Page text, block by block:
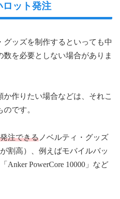
ロット発注
グッズを制作するといっても中
を必要としない場合がありま
か作りたい場合などは、それこ
のです。
注できる ノベルティ・グッズ
割高）、例えばモバイルバッ
Anker PowerCore 10000」など